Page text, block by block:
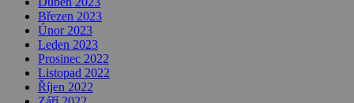
Březen 2023
Únor 2023
Leden 2023
Prosinec 2022
Listopad 2022
Říjen 2022